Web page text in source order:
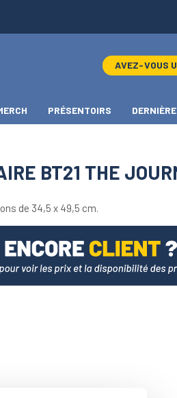
AVEZ-VOUS
PRÉSENTOIRS
BT21 THE
de 34,5 x 49,5 cm.